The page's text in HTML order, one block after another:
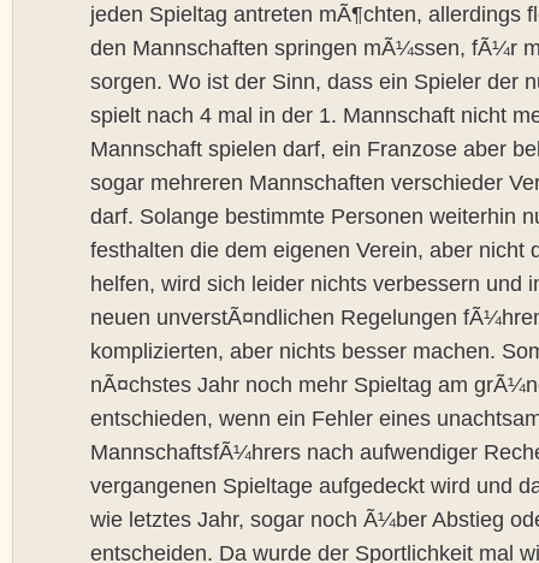
jeden Spieltag antreten mÃ¶chten, allerdings
den Mannschaften springen mÃ¼ssen, fÃ¼r
sorgen. Wo ist der Sinn, dass ein Spieler der
spielt nach 4 mal in der 1. Mannschaft nicht
Mannschaft spielen darf, ein Franzose aber
sogar mehreren Mannschaften verschieder
darf. Solange bestimmte Personen weiterhin
festhalten die dem eigenen Verein, aber nicht
helfen, wird sich leider nichts verbessern und
neuen unverstÃ¤ndlichen Regelungen
komplizierten, aber nichts besser machen.
nÃ¤chstes Jahr noch mehr Spieltag am
entschieden, wenn ein Fehler eines
MannschaftsfÃ¼hrers nach aufwendiger
vergangenen Spieltage aufgedeckt wird und
wie letztes Jahr, sogar noch Ã¼ber Abstieg
entscheiden. Da wurde der Sportlichkeit mal